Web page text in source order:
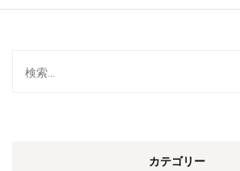
検
カテゴリー